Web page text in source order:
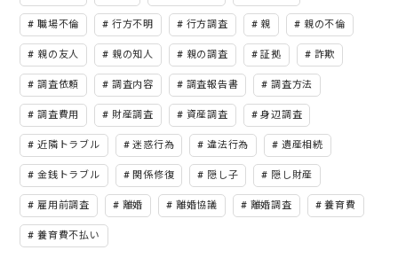
職場不倫 行方不明 行方調査 親 親の不倫
親の友人 親の知人 親の調査 証拠 詐欺
調査依頼 調査内容 調査報告書 調査方法
調査費用 財産調査 資産調査 身辺調査
近隣トラブル 迷惑行為 違法行為 遺産相続
金銭トラブル 関係修復 隠し子 隠し財産
雇用前調査 離婚 離婚協議 離婚調査 養育費
養育費不払い